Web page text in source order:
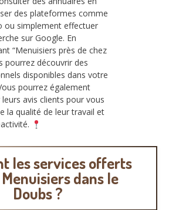
des plateformes comme
ou simplement effectuer
sur Google. En
“Menuisiers près de chez
pourrez découvrir des
disponibles dans votre
pourrez également
avis clients pour vous
la qualité de leur travail et
les services offerts
dans le
Doubs ?